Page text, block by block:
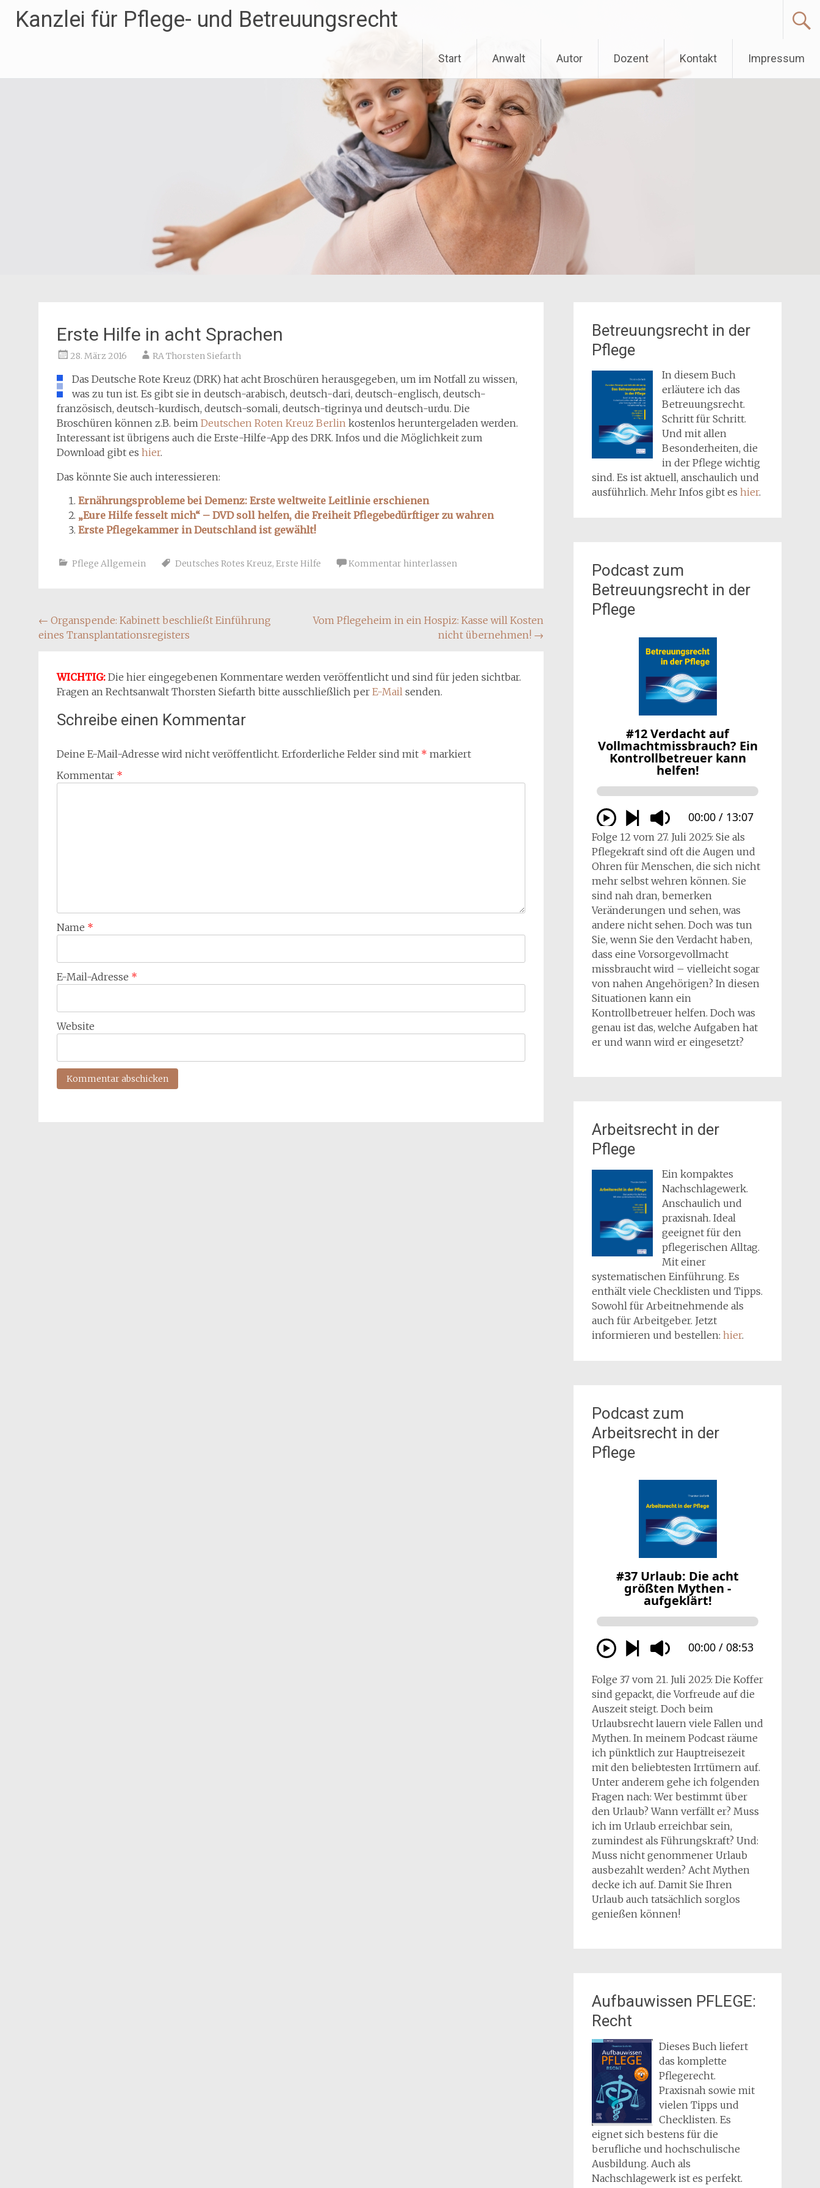
InhaltKanzlei für Pflege- und Betreuungsrecht
Start Anwalt Autor Dozent Kontakt Impressum
Erste Hilfe in acht Sprachen
28. März 2016 RA Thorsten Siefarth
Das Deutsche Rote Kreuz (DRK) hat acht Broschüren herausgegeben, um im Notfall zu wissen,
was zu tun ist. Es gibt sie in deutsch-arabisch, deutsch-dari, deutsch-englisch, deutsch-
französisch, deutsch-kurdisch, deutsch-somali, deutsch-tigrinya und deutsch-urdu. Die
Broschüren können z.B. beim Deutschen Roten Kreuz Berlin kostenlos heruntergeladen werden.
Interessant ist übrigens auch die Erste-Hilfe-App des DRK. Infos und die Möglichkeit zum
Download gibt es hier.
Das könnte Sie auch interessieren:
Ernährungsprobleme bei Demenz: Erste weltweite Leitlinie erschienen
„Eure Hilfe fesselt mich“ – DVD soll helfen, die Freiheit Pflegebedürftiger zu wahren
Erste Pflegekammer in Deutschland ist gewählt!
Pflege Allgemein Deutsches Rotes Kreuz, Erste Hilfe Kommentar hinterlassen
Beitragsnavigation
← Organspende: Kabinett beschließt Einführung
eines Transplantationsregisters
Vom Pflegeheim in ein Hospiz: Kasse will Kosten
nicht übernehmen! →
WICHTIG: Die hier eingegebenen Kommentare werden veröffentlicht und sind für jeden sichtbar.
Fragen an Rechtsanwalt Thorsten Siefarth bitte ausschließlich per E-Mail senden.
Schreibe einen Kommentar
Deine E-Mail-Adresse wird nicht veröffentlicht. Erforderliche Felder sind mit * markiert
Kommentar *
Name *
E-Mail-Adresse *
Website
Betreuungsrecht in der
Pflege
In diesem Buch
erläutere ich das
Betreuungsrecht.
Schritt für Schritt.
Und mit allen
Besonderheiten, die
in der Pflege wichtig
sind. Es ist aktuell, anschaulich und
ausführlich. Mehr Infos gibt es hier.
Podcast zum
Betreuungsrecht in der
Pflege
Folge 12 vom 27. Juli 2025: Sie als
Pflegekraft sind oft die Augen und
Ohren für Menschen, die sich nicht
mehr selbst wehren können. Sie
sind nah dran, bemerken
Veränderungen und sehen, was
andere nicht sehen. Doch was tun
Sie, wenn Sie den Verdacht haben,
dass eine Vorsorgevollmacht
missbraucht wird – vielleicht sogar
von nahen Angehörigen? In diesen
Situationen kann ein
Kontrollbetreuer helfen. Doch was
genau ist das, welche Aufgaben hat
er und wann wird er eingesetzt?
Arbeitsrecht in der
Pflege
Ein kompaktes
Nachschlagewerk.
Anschaulich und
praxisnah. Ideal
geeignet für den
pflegerischen Alltag.
Mit einer
systematischen Einführung. Es
enthält viele Checklisten und Tipps.
Sowohl für Arbeitnehmende als
auch für Arbeitgeber. Jetzt
informieren und bestellen: hier.
Podcast zum
Arbeitsrecht in der
Pflege
Folge 37 vom 21. Juli 2025: Die Koffer
sind gepackt, die Vorfreude auf die
Auszeit steigt. Doch beim
Urlaubsrecht lauern viele Fallen und
Mythen. In meinem Podcast räume
ich pünktlich zur Hauptreisezeit
mit den beliebtesten Irrtümern auf.
Unter anderem gehe ich folgenden
Fragen nach: Wer bestimmt über
den Urlaub? Wann verfällt er? Muss
ich im Urlaub erreichbar sein,
zumindest als Führungskraft? Und:
Muss nicht genommener Urlaub
ausbezahlt werden? Acht Mythen
decke ich auf. Damit Sie Ihren
Urlaub auch tatsächlich sorglos
genießen können!
Aufbauwissen PFLEGE:
Recht
Dieses Buch liefert
das komplette
Pflegerecht.
Praxisnah sowie mit
vielen Tipps und
Checklisten. Es
eignet sich bestens für die
berufliche und hochschulische
Ausbildung. Auch als
Nachschlagewerk ist es perfekt.